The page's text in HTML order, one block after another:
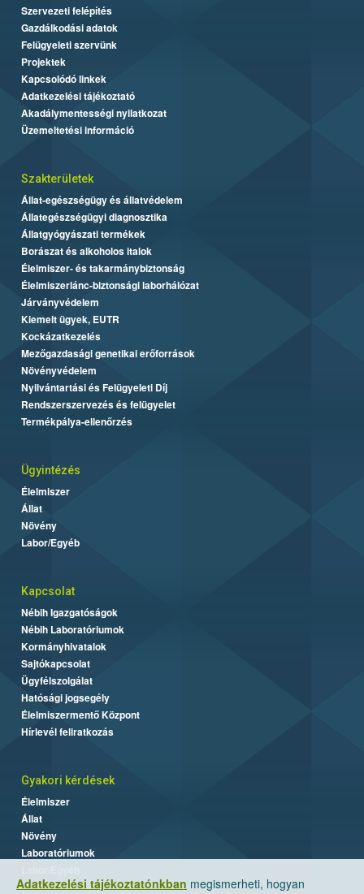
Adatkezelési tájékoztatónkban megismerheti, hogyan
Szervezeti felépítés
Gazdálkodási adatok
Felügyeleti szervünk
Projektek
Kapcsolódó linkek
Adatkezelési tájékoztató
Akadálymentességi nyilatkozat
Üzemeltetési információ
Szakterületek
Állat-egészségügy és állatvédelem
Állategészségügyi diagnosztika
Állatgyógyászati termékek
Borászat és alkoholos italok
Élelmiszer- és takarmánybiztonság
Élelmiszerlánc-biztonsági laborhálózat
Járványvédelem
Kiemelt ügyek, EUTR
Kockázatkezelés
Mezőgazdasági genetikai erőforrások
Növényvédelem
Nyilvántartási és Felügyeleti Díj
Rendszerszervezés és felügyelet
Termékpálya-ellenőrzés
Ügyintézés
Élelmiszer
Állat
Növény
Labor/Egyéb
Kapcsolat
Nébih Igazgatóságok
Nébih Laboratóriumok
Kormányhivatalok
Sajtókapcsolat
Ügyfélszolgálat
Hatósági jogsegély
Élelmiszermentő Központ
Hírlevél feliratkozás
Gyakori kérdések
Élelmiszer
Állat
Növény
Laboratóriumok